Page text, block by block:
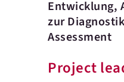
Entwicklung,
zur
Assessment
Project